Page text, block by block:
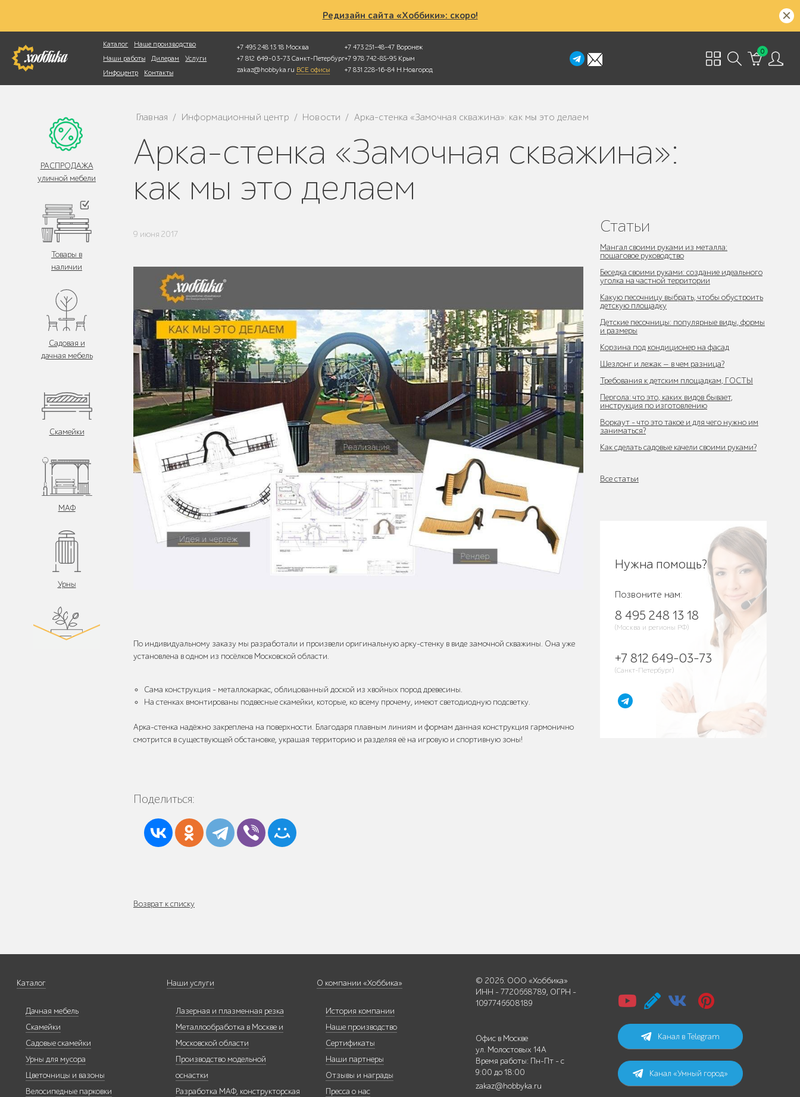
Редизайн сайта «Хоббики»: скоро!
Каталог
Наше производство
Наши работы
Дилерам
Услуги
Инфоцентр
Контакты
+7 495 248 13 18 Москва
+7 812 649-03-73 Санкт-Петербург
zakaz@hobbyka.ru ВСЕ офисы
+7 473 251-48-47 Воронеж
+7 978 742-85-95 Крым
+7 831 228-16-84 Н.Новгород
0
Фотопоиск
РАСПРОДАЖА
уличной мебели
Товары в
наличии
Садовая и
дачная мебель
Скамейки
МАФ
Урны
Парковые качели
Павильоны,
Главная / Информационный центр / Новости / Арка-стенка «Замочная скважина»: как мы это делаем
Арка-стенка «Замочная скважина»:
как мы это делаем
9 июня 2017
По индивидуальному заказу мы разработали и произвели оригинальную арку-стенку в виде замочной скважины. Она уже
установлена в одном из посёлков Московской области.
Сама конструкция - металлокаркас, облицованный доской из хвойных пород древесины.
На стенках вмонтированы подвесные скамейки, которые, ко всему прочему, имеют светодиодную подсветку.
Арка-стенка надёжно закреплена на поверхности. Благодаря плавным линиям и формам данная конструкция гармонично
смотрится в существующей обстановке, украшая территорию и разделяя её на игровую и спортивную зоны!
Поделиться:
Возврат к списку
Статьи
Мангал своими руками из металла:
пошаговое руководство
Беседка своими руками: создание идеального
уголка на частной территории
Какую песочницу выбрать, чтобы обустроить
детскую площадку
Детские песочницы: популярные виды, формы
и размеры
Корзина под кондиционер на фасад
Шезлонг и лежак — в чем разница?
Требования к детским площадкам, ГОСТЫ
Пергола: что это, каких видов бывает,
инструкция по изготовлению
Воркаут - что это такое и для чего нужно им
заниматься?
Как сделать садовые качели своими руками?
Все статьи
Нужна помощь?
Позвоните нам:
8 495 248 13 18
(Москва и регионы РФ)
+7 812 649-03-73
(Санкт-Петербург)
Каталог
Дачная мебель
Скамейки
Садовые скамейки
Урны для мусора
Цветочницы и вазоны
Велосипедные парковки
Наши услуги
Лазерная и плазменная резка
Металлообработка в Москве и
Московской области
Производство модельной
оснастки
Разработка МАФ, конструкторская
О компании «Хоббика»
История компании
Наше производство
Сертификаты
Наши партнеры
Отзывы и награды
Пресса о нас
© 2026. ООО «Хоббика»
ИНН - 7720668789, ОГРН -
1097746608189
Офис в Москве
ул. Молостовых 14А
Время работы: Пн-Пт - с
9:00 до 18:00
zakaz@hobbyka.ru
Канал в Telegram
Канал «Умный город»